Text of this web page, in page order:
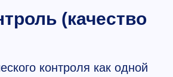
(качество
контроля как одной